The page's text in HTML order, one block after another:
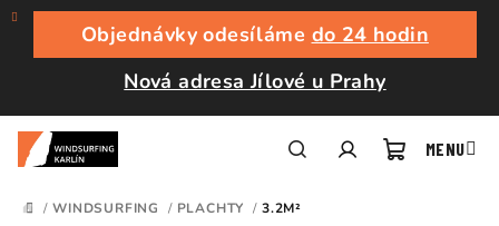
Přejít
obsah
Objednávky odesíláme do 24 hodin
Nová adresa Jílové u Prahy
DOMŮ
/ WINDSURFING / PLACHTY / 3.2M²